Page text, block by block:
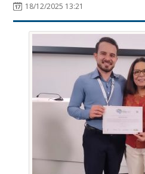
18/12/2025 13:21